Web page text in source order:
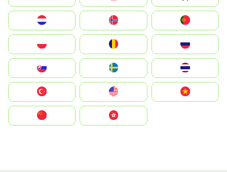
United States
中國香港特別行政區